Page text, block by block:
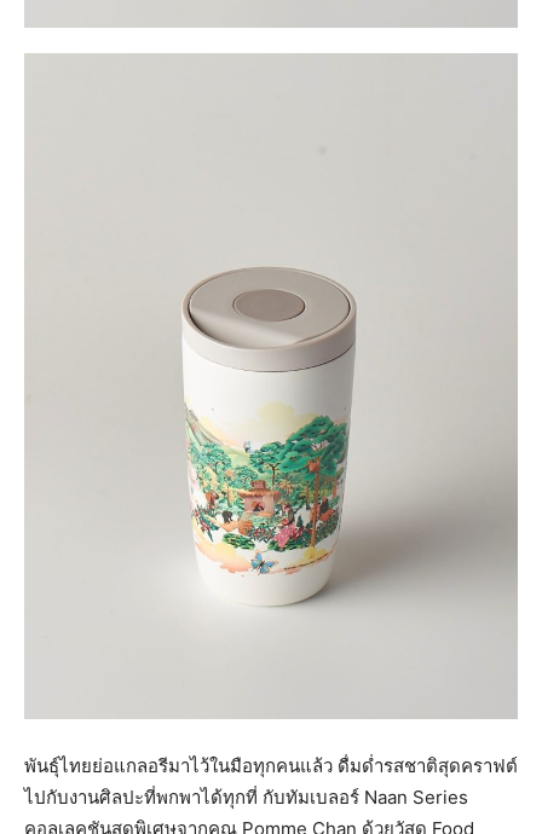
พันธุ์ไทยย่อแกลอรีมาไว้ในมือทุกคนแล้ว ดื่มด่ำรสชาติสุดคราฟต์
ไปกับงานศิลปะที่พกพาได้ทุกที่ กับทัมเบลอร์ Naan Series
คอลเลคชันสุดพิเศษจากคุณ Pomme Chan ด้วยวัสดุ Food